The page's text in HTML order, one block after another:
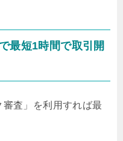
最短1時間で取引開
査」を利用すれば最